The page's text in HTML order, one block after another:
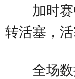
加时
转活塞，
全场